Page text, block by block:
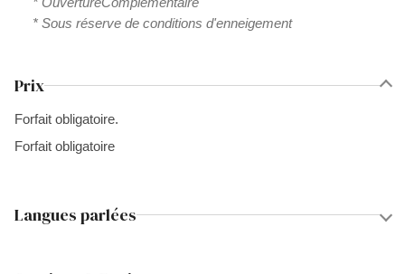
* Sous réserve de conditions d'enneigement
Prix
Forfait obligatoire.
Forfait obligatoire
Langues parlées